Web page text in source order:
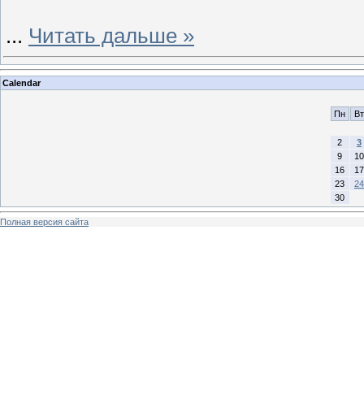
... Читать дальше »
Calendar
Пн Вт
2
3
9
10
16
17
23
24
30
Полная версия сайта